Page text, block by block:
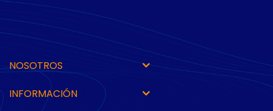
NOSOTROS
INFORMACIÓN